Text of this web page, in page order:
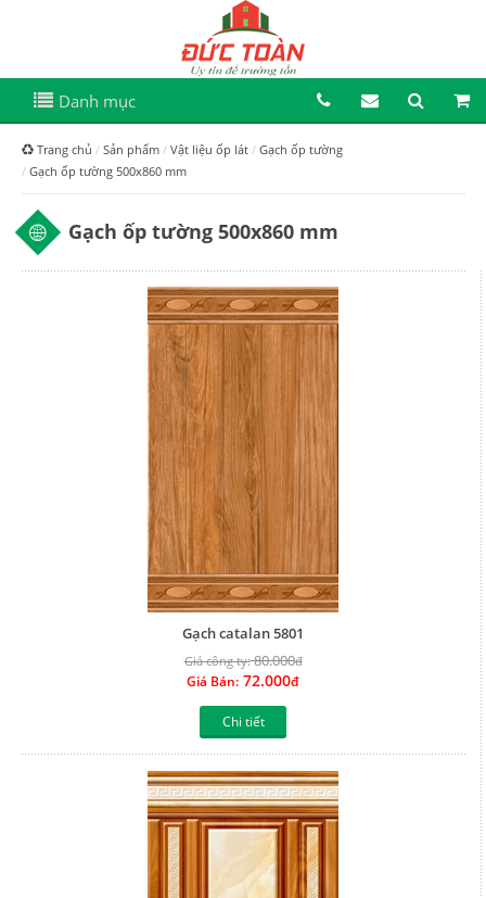
Danh mục
Trang chủ Sản phẩm Vật liệu ốp lát
Gạch ốp tường
Gạch ốp tường 500x860 mm
Gạch ốp tường 500x860 mm
Gạch catalan 5801
Giá công ty:80.000đ
Giá Bán: 72.000đ
Chi tiết